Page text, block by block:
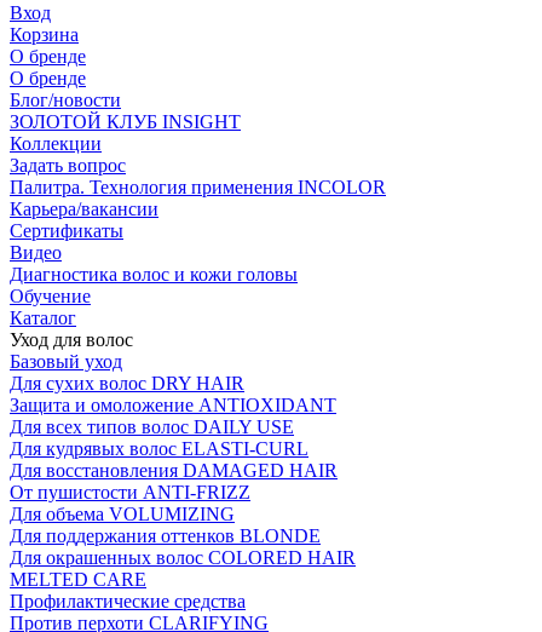
Вход
Корзина
О бренде
О бренде
Блог/новости
ЗОЛОТОЙ КЛУБ INSIGHT
Коллекции
Задать вопрос
Палитра. Технология применения INCOLOR
Карьера/вакансии
Сертификаты
Видео
Диагностика волос и кожи головы
Обучение
Каталог
Уход для волос
Базовый уход
Для сухих волос DRY HAIR
Защита и омоложение ANTIOXIDANT
Для всех типов волос DAILY USE
Для кудрявых волос ELASTI-CURL
Для восстановления DAMAGED HAIR
От пушистости ANTI-FRIZZ
Для объема VOLUMIZING
Для поддержания оттенков BLONDE
Для окрашенных волос COLORED HAIR
MELTED CARE
Профилактические средства
Против перхоти CLARIFYING